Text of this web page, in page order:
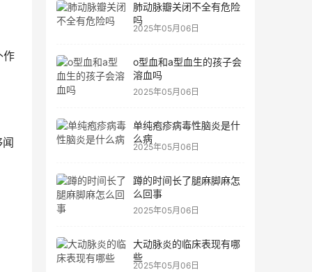
作
肺动脉瓣关闭不全有危险
吗
2025年05月06日
o型血和a型血生的孩子会
溶血吗
2025年05月06日
单纯疱疹病毒性脑炎是什
么病
2025年05月06日
蹲的时间长了腿麻脚麻怎
么回事
2025年05月06日
大动脉炎的临床表现有哪
些
2025年05月06日